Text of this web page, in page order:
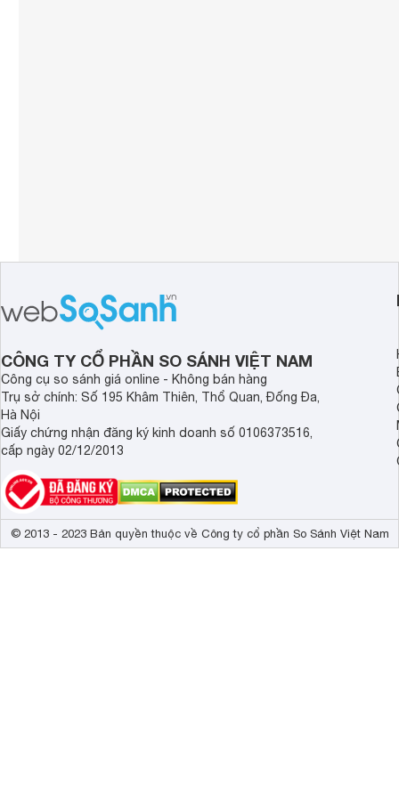
CÔNG TY CỔ PHẦN SO SÁNH VIỆT NAM
Công cụ so sánh giá online - Không bán hàng
Trụ sở chính: Số 195 Khâm Thiên, Thổ Quan, Đống Đa,
Hà Nội
Giấy chứng nhận đăng ký kinh doanh số 0106373516,
cấp ngày 02/12/2013
© 2013 - 2023 Bản quyền thuộc về Công ty cổ phần So Sánh Việt Nam